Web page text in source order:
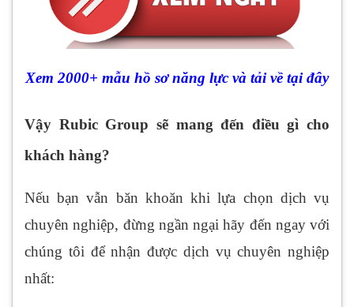
Xem 2000+ mẫu hồ sơ năng lực và tải về tại đây
Vậy Rubic Group sẽ mang đến điều gì cho
khách hàng?
Nếu bạn vẫn băn khoăn khi lựa chọn dịch vụ
chuyên nghiệp, đừng ngần ngại hãy đến ngay với
chúng tôi để nhận được dịch vụ chuyên nghiệp
nhất: